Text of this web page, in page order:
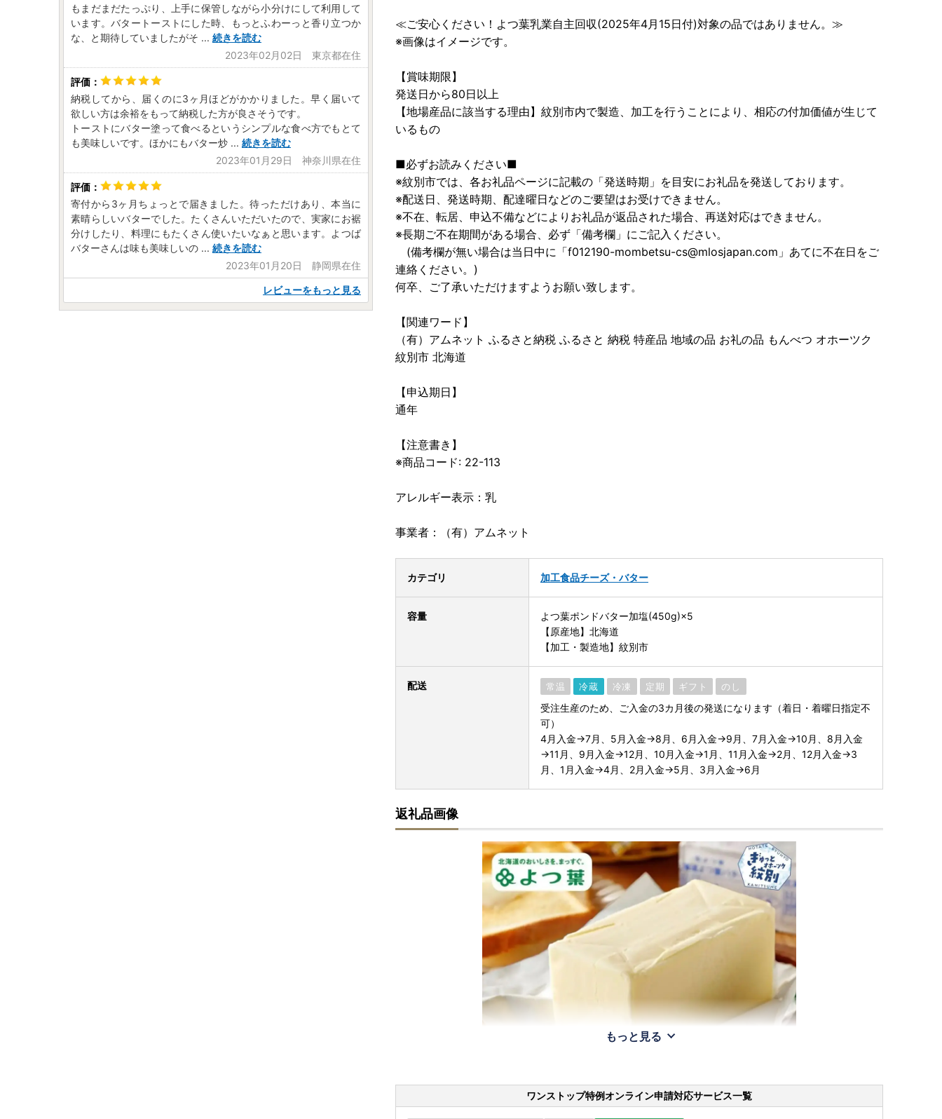
≪ご安心ください！よつ葉乳業自主回収(2025年4月15日付)対象の品ではありません。≫
※画像はイメージです。
【賞味期限】
発送日から80日以上
【地場産品に該当する理由】紋別市内で製造、加工を行うことにより、相応の付加価値が生じて
いるもの
■必ずお読みください■
※紋別市では、各お礼品ページに記載の「発送時期」を目安にお礼品を発送しております。
※配送日、発送時期、配達曜日などのご要望はお受けできません。
※不在、転居、申込不備などによりお礼品が返品された場合、再送対応はできません。
※長期ご不在期間がある場合、必ず「備考欄」にご記入ください。
(備考欄が無い場合は当日中に「f012190-mombetsu-cs@mlosjapan.com」あてに不在日をご
連絡ください。)
何卒、ご了承いただけますようお願い致します。
【関連ワード】
（有）アムネット ふるさと納税 ふるさと 納税 特産品 地域の品 お礼の品 もんべつ オホーツク
紋別市 北海道
【申込期日】
通年
【注意書き】
※商品コード: 22-113
アレルギー表示：乳
事業者：（有）アムネット
カテゴリ 加工食品チーズ・バター
容量
よつ葉ポンドバター加塩(450g)×5
【原産地】北海道
【加工・製造地】紋別市
配送 常温 冷蔵 冷凍 定期 ギフト のし
受注生産のため、ご入金の3カ月後の発送になります（着日・着曜日指定不
可）
4月入金→7月、5月入金→8月、6月入金→9月、7月入金→10月、8月入金
→11月、9月入金→12月、10月入金→1月、11月入金→2月、12月入金→3
月、1月入金→4月、2月入金→5月、3月入金→6月
返礼品画像
もっと見る
ワンストップ特例オンライン申請対応サービス一覧
もまだまだたっぷり、上手に保管しながら小分けにして利用して
います。バタートーストにした時、もっとふわーっと香り立つか
な、と期待していましたがそ ... 続きを読む
2023年02月02日 東京都在住
納税してから、届くのに3ヶ月ほどがかかりました。早く届いて
欲しい方は余裕をもって納税した方が良さそうです。
トーストにバター塗って食べるというシンプルな食べ方でもとて
も美味しいです。ほかにもバター炒 ... 続きを読む
2023年01月29日 神奈川県在住
寄付から3ヶ月ちょっとで届きました。待っただけあり、本当に
素晴らしいバターでした。たくさんいただいたので、実家にお裾
分けしたり、料理にもたくさん使いたいなぁと思います。よつば
バターさんは味も美味しいの ... 続きを読む
2023年01月20日 静岡県在住
レビューをもっと見る